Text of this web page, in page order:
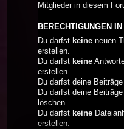
Mitglieder in diesem
BERECHTIGUNGEN
Du darfst keine neuen
erstellen.
Du darfst keine
erstellen.
Du darfst deine
Du darfst deine
löschen.
Du darfst keine
erstellen.